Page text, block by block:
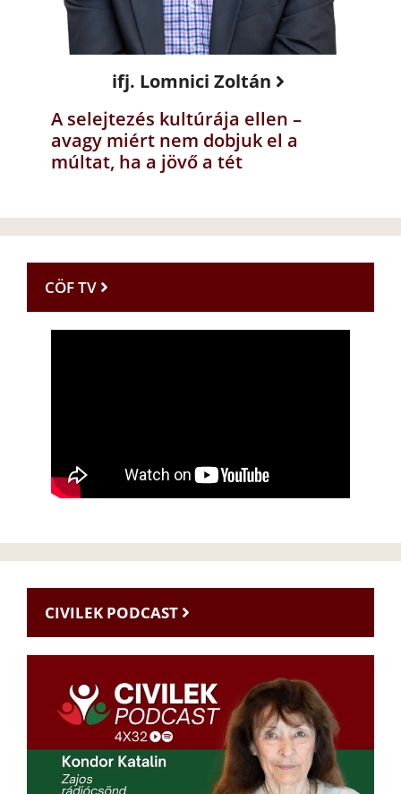
ifj. Lomnici Zoltán
A selejtezés kultúrája ellen –
avagy miért nem dobjuk el a
múltat, ha a jövő a tét
CÖF TV
CIVILEK PODCAST